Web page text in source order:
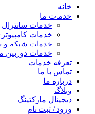
خانه
خدمات ما
خدمات سانترال
خدمات
خدمات شبکه و
خدمات دوربین
تعرفه خدمات
تماس با ما
درباره ما
وبلاگ
دیجیتال مارکتینگ
ورود / ثبت نام